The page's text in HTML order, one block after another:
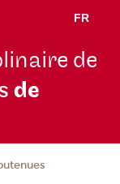
FR
de
de